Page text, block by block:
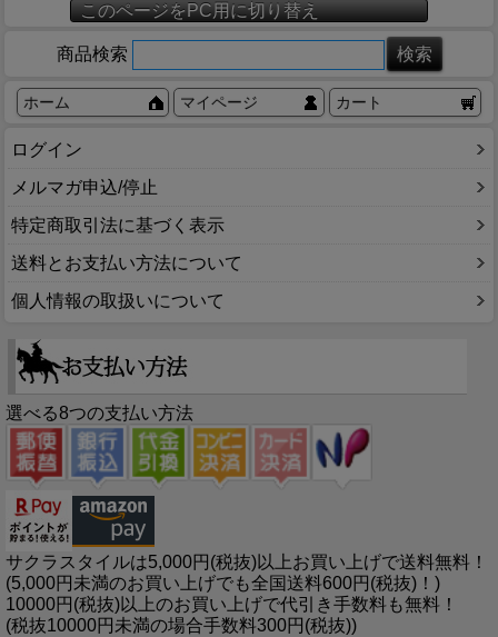
このページをPC用に切り替え
商品検索
ホーム マイページ カート
ログイン
メルマガ申込/停止
特定商取引法に基づく表示
送料とお支払い方法について
個人情報の取扱いについて
選べる8つの支払い方法
サクラスタイルは5,000円(税抜)以上お買い上げで送料無料！
(5,000円未満のお買い上げでも全国送料600円(税抜)！)
10000円(税抜)以上のお買い上げで代引き手数料も無料！
(税抜10000円未満の場合手数料300円(税抜))